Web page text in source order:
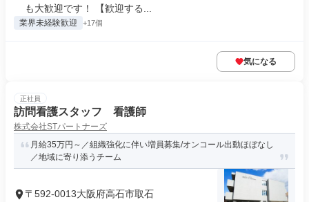
も大歓迎です！ 【歓迎する...
業界未経験歓迎 +17個
気になる
正社員
訪問看護スタッフ 看護師
株式会社STパートナーズ
月給35万円～／組織強化に伴い増員募集/オンコール出動ほぼなし
／地域に寄り添うチーム
〒592-0013大阪府高石市取石